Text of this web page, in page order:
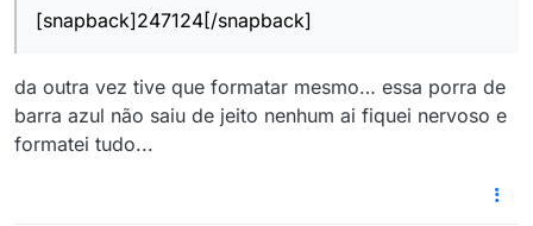
[snapback]247124[/snapback]
da outra vez tive que formatar mesmo… essa porra de
barra azul não saiu de jeito nenhum ai fiquei nervoso e
formatei tudo...